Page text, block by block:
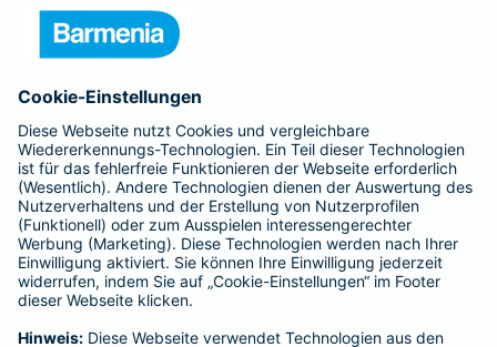
Potsdam
Pritzwalk
Puchheim
Pulheim
Putzbrunn
Quedlinburg
Quickborn